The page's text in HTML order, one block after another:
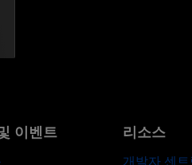
이벤트 리소스
개발자 센트